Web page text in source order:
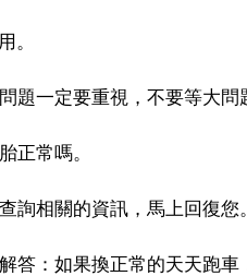
。
題一定要重視，不要等大問
正常嗎。
詢相關的資訊，馬上回復您。
答：如果換正常的天天跑